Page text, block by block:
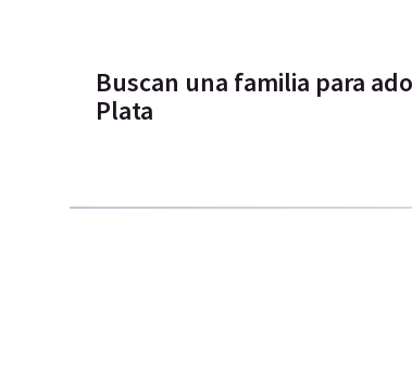
Buscan una familia para
Plata